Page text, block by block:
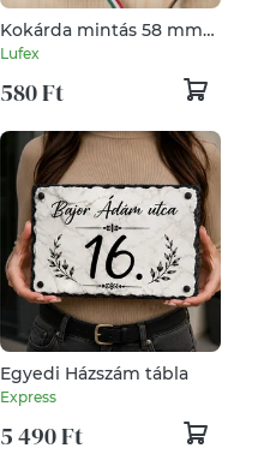
Kokárda mintás 58 mm-
es kitűző
Lufex
580 Ft
Egyedi Házszám tábla
Express
5 490 Ft